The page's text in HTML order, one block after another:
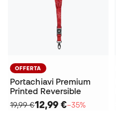
OFFERTA
Portachiavi Premium
Printed Reversible
19,99 €12,99 €−35%